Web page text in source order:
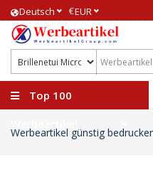
Deutsch €EUR
Top 100
Werbeartikel günstig